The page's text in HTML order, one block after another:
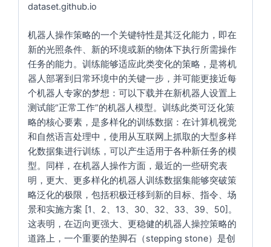
dataset.github.io
机器人操作策略的一个关键特性是其泛化能力，即在
新的光照条件、新的环境或新的物体下执行所需操作
任务的能力。训练能够适应此类变化的策略，是将机
器人部署到日常环境中的关键一步，并可能更接近每
个机器人专家的梦想：可以下载并在新机器人设置上
测试能“正常工作”的机器人模型。训练此类可泛化策
略的核心要素，是多样化的训练数据：在计算机视觉
和自然语言处理中，使用从互联网上抓取的大型多样
化数据集进行训练，可以产生适用于各种新任务的模
型。同样，在机器人操作方面，最近的一些研究表
明，更大、更多样化的机器人训练数据集能够突破策
略泛化的极限，包括积极迁移到新的目标、指令、场
景和实施方案 [1、2、13、30、32、33、39、50]。
这表明，在迈向更强大、更稳健的机器人操控策略的
道路上，一个重要的垫脚石（stepping stone）是创